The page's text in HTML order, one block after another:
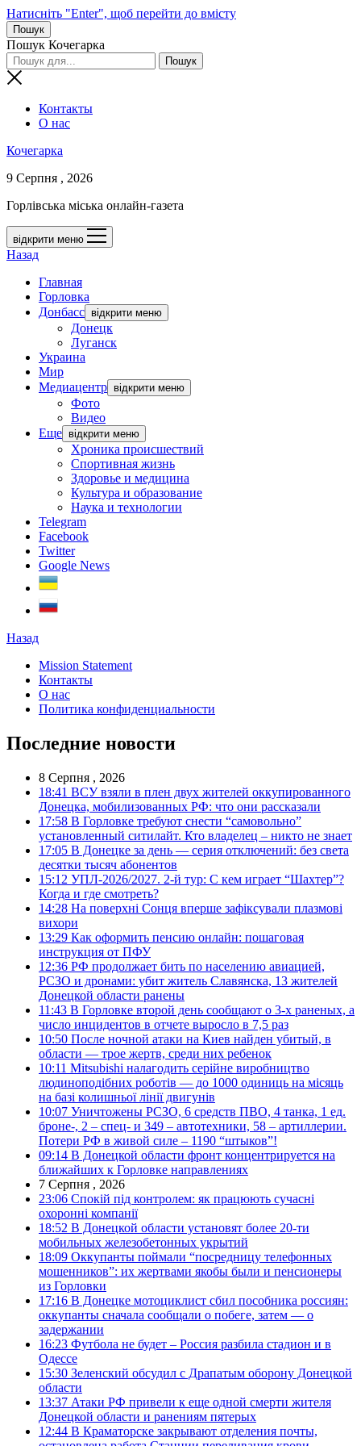
Натисніть "Enter", щоб перейти до вмісту
Пошук
Пошук Кочегарка
Контакты
О нас
Кочегарка
9 Серпня , 2026
Горлівська міська онлайн-газета
відкрити меню
Назад
Главная
Горловка
Донбасс відкрити меню
Донецк
Луганск
Украина
Мир
Медиацентр відкрити меню
Фото
Видео
Еще відкрити меню
Хроника происшествий
Спортивная жизнь
Здоровье и медицина
Культура и образование
Наука и технологии
Telegram
Facebook
Twitter
Google News
Назад
Mission Statement
Контакты
О нас
Политика конфиденциальности
Последние новости
8 Серпня , 2026
18:41 ВСУ взяли в плен двух жителей оккупированного
Донецка, мобилизованных РФ: что они рассказали
17:58 В Горловке требуют снести “самовольно”
установленный ситилайт. Кто владелец – никто не знает
17:05 В Донецке за день — серия отключений: без света
десятки тысяч абонентов
15:12 УПЛ-2026/2027. 2-й тур: С кем играет “Шахтер”?
Когда и где смотреть?
14:28 На поверхні Сонця вперше зафіксували плазмові
вихори
13:29 Как оформить пенсию онлайн: пошаговая
инструкция от ПФУ
12:36 РФ продолжает бить по населению авиацией,
РСЗО и дронами: убит житель Славянска, 13 жителей
Донецкой области ранены
11:43 В Горловке второй день сообщают о 3-х раненых, а
число инцидентов в отчете выросло в 7,5 раз
10:50 После ночной атаки на Киев найден убитый, в
области — трое жертв, среди них ребенок
10:11 Mitsubishi налагодить серійне виробництво
людиноподібних роботів — до 1000 одиниць на місяць
на базі колишньої лінії двигунів
10:07 Уничтожены РСЗО, 6 средств ПВО, 4 танка, 1 ед.
броне-, 2 – спец- и 349 – автотехники, 58 – артиллерии.
Потери РФ в живой силе – 1190 “штыков”!
09:14 В Донецкой области фронт концентрируется на
ближайших к Горловке направлениях
7 Серпня , 2026
23:06 Спокій під контролем: як працюють сучасні
охоронні компанії
18:52 В Донецкой области установят более 20-ти
мобильных железобетонных укрытий
18:09 Оккупанты поймали “посредницу телефонных
мошенников”: их жертвами якобы были и пенсионеры
из Горловки
17:16 В Донецке мотоциклист сбил пособника россиян:
оккупанты сначала сообщали о побеге, затем — о
задержании
16:23 Футбола не будет – Россия разбила стадион и в
Одессе
15:30 Зеленский обсудил с Драпатым оборону Донецкой
области
13:37 Атаки РФ привели к еще одной смерти жителя
Донецкой области и ранениям пятерых
12:44 В Краматорске закрывают отделения почты,